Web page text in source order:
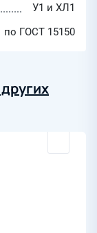
У1 и ХЛ1
по ГОСТ 15150